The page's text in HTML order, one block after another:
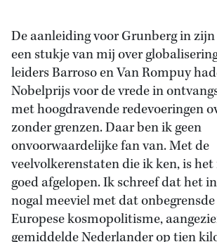
De aanleiding voor Grunberg in zijn
een stukje van mij over
leiders Barroso en Van Rompuy
Nobelprijs voor de vrede in
met hoogdravende redevoeringen
zonder grenzen. Daar ben ik geen
onvoorwaardelijke fan van. Met de
veelvolkerenstaten die ik ken, is
goed afgelopen. Ik schreef dat het
nogal meeviel met dat
Europese kosmopolitisme,
gemiddelde Nederlander op tien